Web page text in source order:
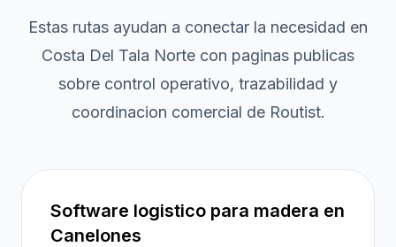
Estas rutas ayudan a conectar la necesidad en
Costa Del Tala Norte con paginas publicas
sobre control operativo, trazabilidad y
coordinacion comercial de Routist.
Software logistico para madera en
Canelones